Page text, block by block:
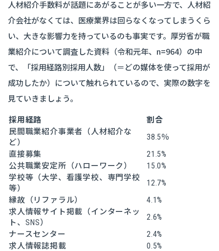
人材紹介手数料が話題にあがることが多い一方で、人材紹
介会社がなくては、医療業界は回らなくなってしまうくら
い、大きな影響力を持っているのも事実です。厚労省が職
業紹介について調査した資料（令和元年、n=964）の中
で、「採用経路別採用人数」（＝どの媒体を使って採用が
成功したか）について触れられているので、実際の数字を
見ていきましょう。
採用経路
割合
民間職業紹介事業者（人材紹介な
ど）
38.5％
直接募集
21.5%
公共職業安定所（ハローワーク）
15.0%
学校等（大学、看護学校、専門学校
等）
12.7%
縁故（リファラル）
4.1%
求人情報サイト掲載（インターネッ
ト、SNS）
2.6%
ナースセンター
2.4%
求人情報誌掲載
0.5%